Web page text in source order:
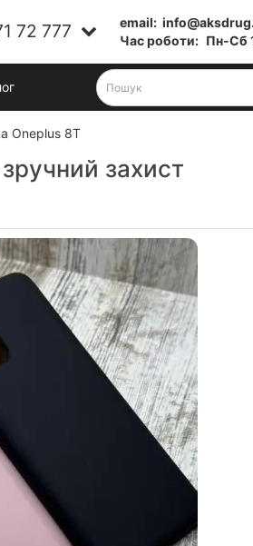
72 777 email:
Час роботи: Пн-Cб
Oneplus 8T
захист